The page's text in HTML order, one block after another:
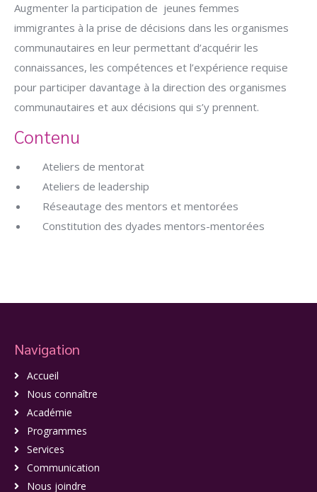
Augmenter la participation de jeunes femmes
immigrantes à la prise de décisions dans les organismes
communautaires en leur permettant d’acquérir les
connaissances, les compétences et l’expérience requise
pour participer davantage à la direction des organismes
communautaires et aux décisions qui s’y prennent.
Contenu
Ateliers de mentorat
Ateliers de leadership
Réseautage des mentors et mentorées
Constitution des dyades mentors-mentorées
Navigation
Accueil
Nous connaître
Académie
Programmes
Services
Communication
Nous joindre